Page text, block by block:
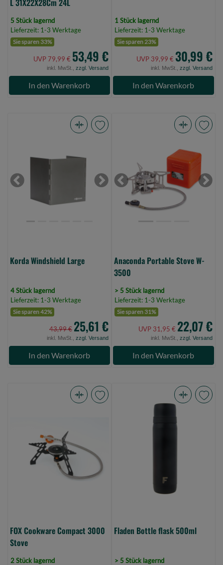
5 Stück lagernd
Lieferzeit: 1-3 Werktage
Sie sparen 33%
UVP 79,99 € 53,49 €
inkl. MwSt., zzgl. Versand
In den Warenkorb
1 Stück lagernd
Lieferzeit: 1-3 Werktage
Sie sparen 23%
UVP 39,99 € 30,99 €
inkl. MwSt., zzgl. Versand
In den Warenkorb
(Bild
0)Previous Next
Korda Windshield Large
4 Stück lagernd
Lieferzeit: 1-3 Werktage
Sie sparen 42%
43,99 € 25,61 €
inkl. MwSt., zzgl. Versand
In den Warenkorb
W-
3500Previous Next
Anaconda Portable Stove W-
3500
> 5 Stück lagernd
Lieferzeit: 1-3 Werktage
Sie sparen 31%
UVP 31,95 € 22,07 €
inkl. MwSt., zzgl. Versand
In den Warenkorb
FOX Cookware Compact 3000
Stove
2 Stück lagernd
Fladen Bottle flask 500ml
> 5 Stück lagernd